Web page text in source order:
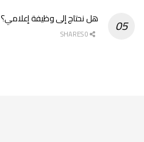
هل نحتاج إلى وظيفة إعلامي؟